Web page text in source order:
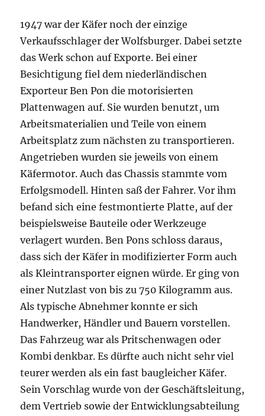
1947 war der Käfer noch der einzige
Verkaufsschlager der Wolfsburger. Dabei setzte
das Werk schon auf Exporte. Bei einer
Besichtigung fiel dem niederländischen
Exporteur Ben Pon die motorisierten
Plattenwagen auf. Sie wurden benutzt, um
Arbeitsmaterialien und Teile von einem
Arbeitsplatz zum nächsten zu transportieren.
Angetrieben wurden sie jeweils von einem
Käfermotor. Auch das Chassis stammte vom
Erfolgsmodell. Hinten saß der Fahrer. Vor ihm
befand sich eine festmontierte Platte, auf der
beispielsweise Bauteile oder Werkzeuge
verlagert wurden. Ben Pons schloss daraus,
dass sich der Käfer in modifizierter Form auch
als Kleintransporter eignen würde. Er ging von
einer Nutzlast von bis zu 750 Kilogramm aus.
Als typische Abnehmer konnte er sich
Handwerker, Händler und Bauern vorstellen.
Das Fahrzeug war als Pritschenwagen oder
Kombi denkbar. Es dürfte auch nicht sehr viel
teurer werden als ein fast baugleicher Käfer.
Sein Vorschlag wurde von der Geschäftsleitung,
dem Vertrieb sowie der Entwicklungsabteilung